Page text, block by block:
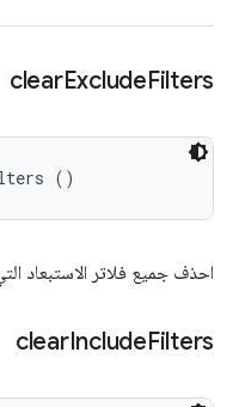
clearExcludeFilters
()
احذف جميع فلاتر الاستبعاد
clearIncludeFilters